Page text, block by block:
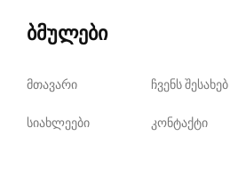
ბმულები
მთავარი ჩვენს შესახებ
სიახლეები კონტაქტი